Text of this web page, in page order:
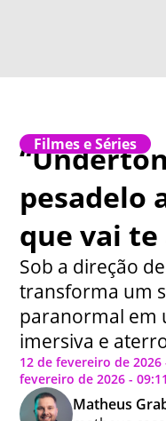
Filmes e Séries
pesadelo
que vai
Sob a direção
transforma um
paranormal em
imersiva e
12 de fevereiro de
fevereiro de 2026 - 09:11
Matheus